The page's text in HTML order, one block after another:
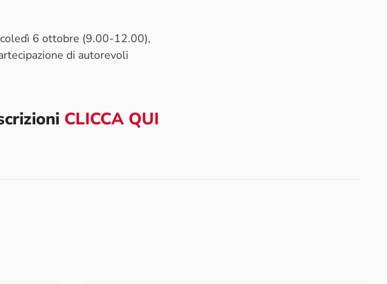
6 ottobre (9.00-12.00),
di autorevoli
CLICCA QUI